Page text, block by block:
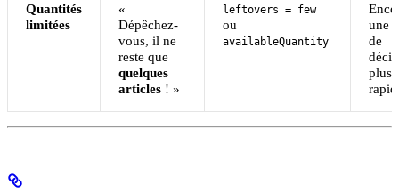
Quantités
limitées
«
Dépêchez-
vous, il ne
reste que
quelques
articles ! »
leftovers = few
ou
availableQuantity
une
de
plus